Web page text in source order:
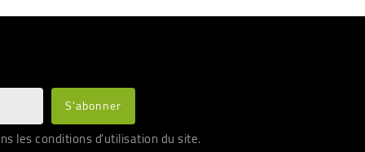
les conditions d'utilisation du site.